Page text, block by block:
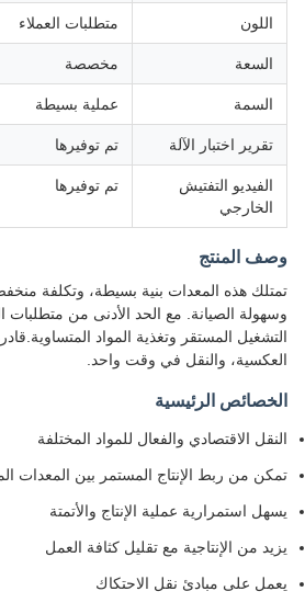
اللون متطلبات العملاء
السعة مخصصة
السمة عملية بسيطة
تقرير اختبار الآلة تم توفيرها
الفيديو التفتيش
الخارجي
تم توفيرها
وصف المنتج
تمتلك هذه المعدات بنية بسيطة، وتكلفة
وسهولة الصيانة. مع الحد الأدنى من متطلبات
التشغيل المستقر وتغذية المواد
العكسية، والنقل في وقت واحد.
الخصائص الرئيسية
النقل الاقتصادي والفعال للمواد المختلفة
تمكن من ربط الإنتاج المستمر بين المعدات
يسهل استمرارية عملية الإنتاج والأتمتة
يزيد من الإنتاجية مع تقليل كثافة العمل
يعمل على مبادئ نقل الاحتكاك